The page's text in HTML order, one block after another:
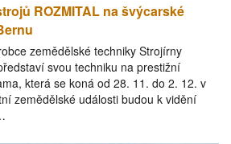
ROZMITAL na švýcarské
zemědělské techniky Strojírny
svou techniku na prestižní
která se koná od 28. 11. do 2. 12. v
zemědělské události budou k vidění